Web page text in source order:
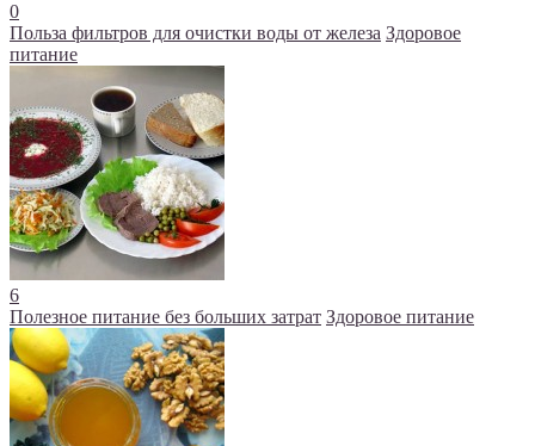
0
Польза фильтров для очистки воды от железа Здоровое
питание
6
Полезное питание без больших затрат Здоровое питание